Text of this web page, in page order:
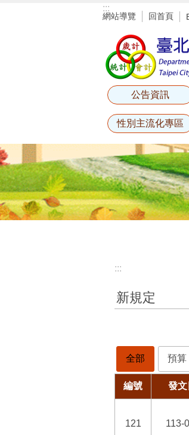
:::
網站導覽 回首頁
公告資訊
性別主流化專區
:::
新規定
全部 預算
編號 發文
121 113-